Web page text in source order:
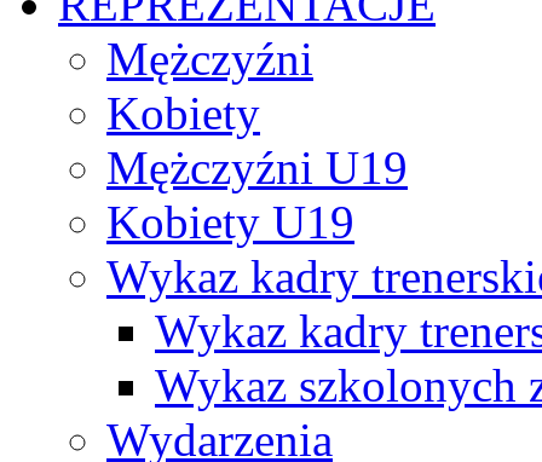
Mężczyźni
Kobiety
Mężczyźni U19
Kobiety U19
Wykaz kadry
Wykaz kadry
Wykaz szkolonych
Wydarzenia